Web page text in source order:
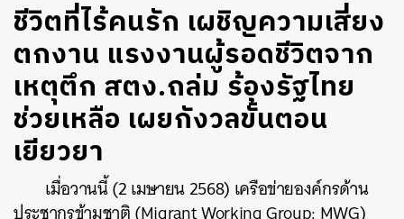
ชีวิตที่ไร้คนรัก เผชิญความเสี่ยง
ตกงาน แรงงานผู้รอดชีวิตจาก
เหตุตึก สตง.ถล่ม ร้องรัฐไทย
ช่วยเหลือ เผยกังวลขั้นตอน
เยียวยา
เมื่อวานนี้ (2 เมษายน 2568) เครือข่ายองค์กรด้าน